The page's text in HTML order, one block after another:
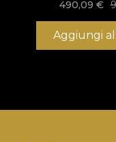
490,09€
Aggiungi